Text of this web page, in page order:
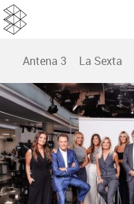
Antena 3 La Sexta